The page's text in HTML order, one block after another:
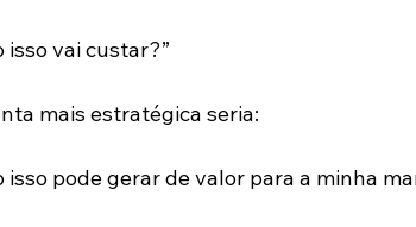
isso vai custar?”
mais estratégica seria:
isso pode gerar de valor para a minha